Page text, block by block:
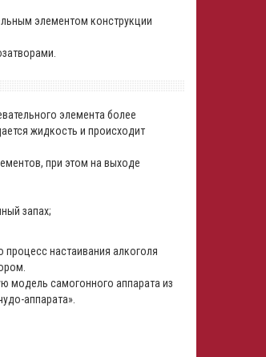
элементом конструкции
элемента более
жидкость и происходит
при этом на выходе
запах;
настаивания алкоголя
модель самогонного аппарата из
аппарата».